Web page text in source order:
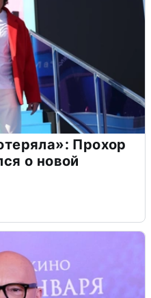
Прохор
о новой